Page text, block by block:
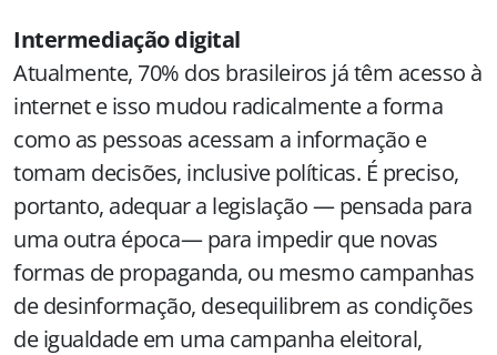
Intermediação digital
Atualmente, 70% dos brasileiros já têm acesso à
internet e isso mudou radicalmente a forma
como as pessoas acessam a informação e
tomam decisões, inclusive políticas. É preciso,
portanto, adequar a legislação — pensada para
uma outra época— para impedir que novas
formas de propaganda, ou mesmo campanhas
de desinformação, desequilibrem as condições
de igualdade em uma campanha eleitoral,